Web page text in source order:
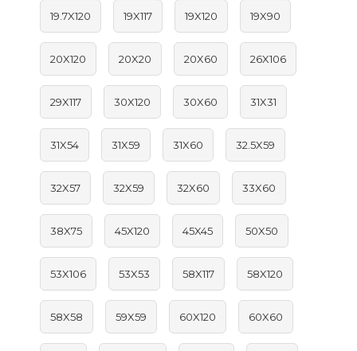
19.7X120 19X117 19X120 19X90
20X120 20X20 20X60 26X106
29X117 30X120 30X60 31X31
31X54 31X59 31X60 32.5X59
32X57 32X59 32X60 33X60
38X75 45X120 45X45 50X50
53X106 53X53 58X117 58X120
58X58 59X59 60X120 60X60